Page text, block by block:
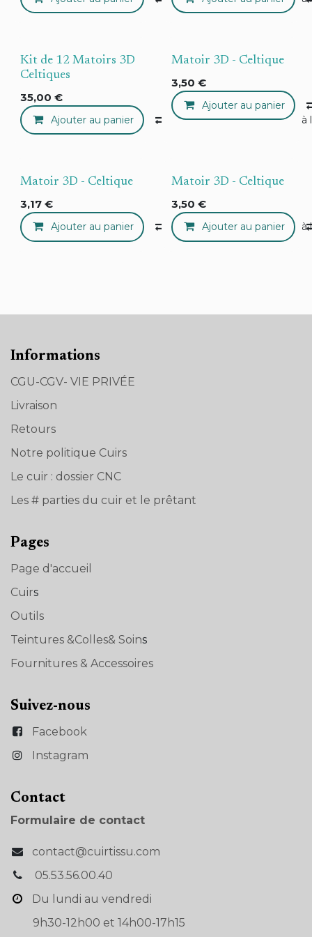
Kit de 12 Matoirs 3D
Celtiques
35,00 €
Ajouter au panier Compare Ajouter à
Matoir 3D - Celtique
3,50 €
Ajouter au panier
Matoir 3D - Celtique
3,17 €
Ajouter au panier Compare Ajouter à
Matoir 3D - Celtique
3,50 €
Ajouter au panier
Informations
CGU-CGV- VIE PRIVÉE
Livraison
Retours
Notre politique Cuirs
Le cuir : dossier CNC
Les # parties du cuir et le prêtant
Pages
Page d'accueil
Cuirs
Outils
Teintures &Colles& Soins
Fournitures & Accessoires
Suivez-nous
Facebook
Instagram
Con​tact
Formulaire de contact
contact@cuirtissu.com
05.53.56.00.40
Du lundi au vendredi
9h30-12h00 et 14h00-17h15